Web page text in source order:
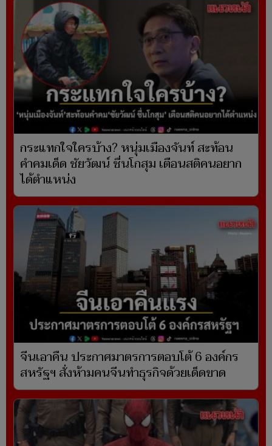
กระแทกใจใครบ้าง? หนุ่มเมืองจันท์ สะท้อน
คำคมเด็ด ชัยวัฒน์ ชื่นโกสุม เตือนสติคนอยาก
ได้ตำแหน่ง
จีนเอาคืน ประกาศมาตรการตอบโต้ 6 องค์กร
สหรัฐฯ สั่งห้ามคนจีนทำธุรกิจด้วยเด็ดขาด